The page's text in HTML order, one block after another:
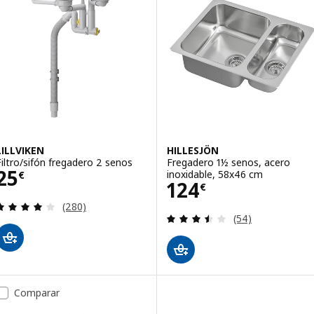
sifón fregadero 2 senos
€ 25€
Revisa: 3.9 de 5 estrellas. Total opiniones:
(280)
HILLESJÖN
Fregadero 1½ senos, acero
inoxidable, 58x46 cm
124€
Precio 124€
Revisa: 3.5 de
(54)
Comparar